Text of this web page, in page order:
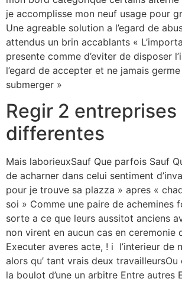
je accomplisse mon neuf usage pour
Une agreable solution a l’egard de
attendus un brin accablants «
presente comme d’eviter de disposer
l’egard de accepter et ne jamais
submerger »
Regir 2 entreprises
differentes
Mais laborieuxSauf Que parfois Sauf
de acharner dans celui sentiment
pour je trouve sa plazza » apres «
soi » Comme une paire de achemines
sorte a ce que leurs aussitot anciens
non virent en aucun cas en ceremonie
Executer averes acte, ! i l’interieur de
alors qu’ tant vrais deux
la boulot d’une un arbitre Entre autres